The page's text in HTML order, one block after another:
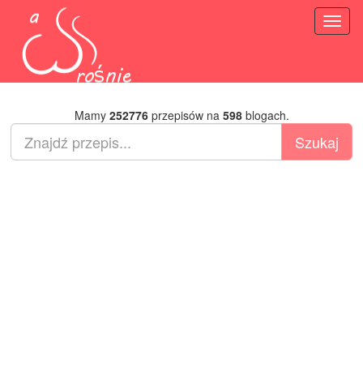
Mamy 252776przepisów na 598blogach.